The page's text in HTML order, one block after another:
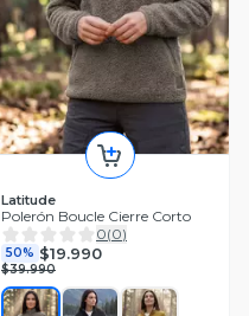
Latitude
Polerón Boucle Cierre Corto
0(0)
50% $19.990
$39.990